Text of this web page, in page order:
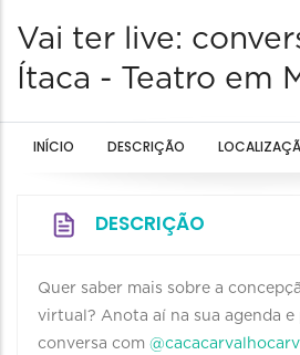
Vai ter live:
Ítaca - Teatro em
INÍCIO DESCRIÇÃO
DESCRIÇÃO
Quer saber mais sobre a
virtual? Anota aí na sua agenda e
conversa com